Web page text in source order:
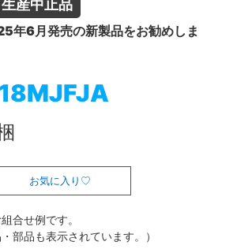
産中止品
年6月発売の新製品をお勧めしま
お気に入り
合せ例です。
部品も表示されています。）